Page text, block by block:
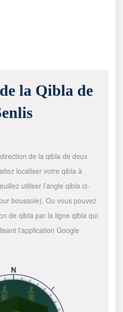
la Qibla de
de la qibla de deux
localiser votre qibla à
utiliser l’angle qibla ci-
boussole). Ou vous pouvez
de qibla par la ligne qibla qui
l'application Google